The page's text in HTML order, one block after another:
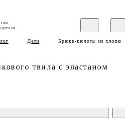
Дети Брюки-кюлоты из
твила с эластаном